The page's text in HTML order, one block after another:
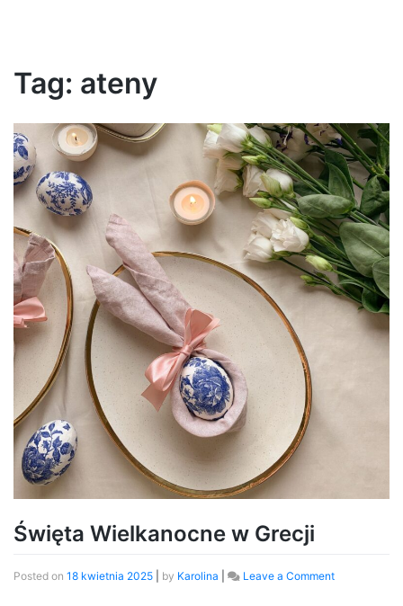
Tag: ateny
Święta Wielkanocne w Grecji
Posted on 18 kwietnia 2025 by Karolina Leave a Comment